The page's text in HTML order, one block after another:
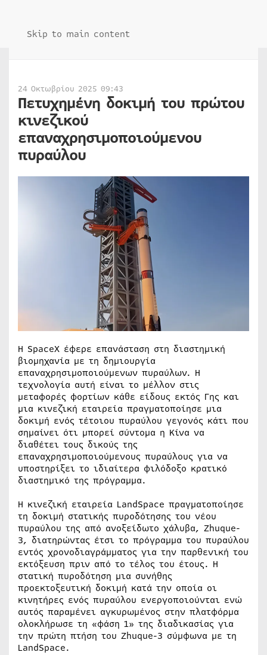
Skip to main content
24 Οκτωβρίου 2025 09:43
Πετυχημένη δοκιμή του πρώτου
κινεζικού
επαναχρησιμοποιούμενου
πυραύλου
Η SpaceX έφερε επανάσταση στη διαστημική
βιομηχανία με τη δημιουργία
επαναχρησιμοποιούμενων πυραύλων. Η
τεχνολογία αυτή είναι το μέλλον στις
μεταφορές φορτίων κάθε είδους εκτός Γης και
μια κινεζική εταιρεία πραγματοποίησε μια
δοκιμή ενός τέτοιου πυραύλου γεγονός κάτι που
σημαίνει ότι μπορεί σύντομα η Κίνα να
διαθέτει τους δικούς της
επαναχρησιμοποιούμενους πυραύλους για να
υποστηρίξει το ιδιαίτερα φιλόδοξο κρατικό
διαστημικό της πρόγραμμα.
Η κινεζική εταιρεία LandSpace πραγματοποίησε
τη δοκιμή στατικής πυροδότησης του νέου
πυραύλου της από ανοξείδωτο χάλυβα, Zhuque-
3, διατηρώντας έτσι το πρόγραμμα του πυραύλου
εντός χρονοδιαγράμματος για την παρθενική του
εκτόξευση πριν από το τέλος του έτους. Η
στατική πυροδότηση μια συνήθης
προεκτοξευτική δοκιμή κατά την οποία οι
κινητήρες ενός πυραύλου ενεργοποιούνται ενώ
αυτός παραμένει αγκυρωμένος στην πλατφόρμα
ολοκλήρωσε τη «φάση 1» της διαδικασίας για
την πρώτη πτήση του Zhuque-3 σύμφωνα με τη
LandSpace.